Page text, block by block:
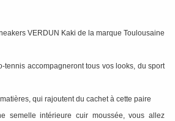
VERDUN Kaki de la marque Toulousaine
tennis accompagneront tous vos looks, du sport
qui rajoutent du cachet à cette paire
semelle intérieure cuir moussée, vous allez